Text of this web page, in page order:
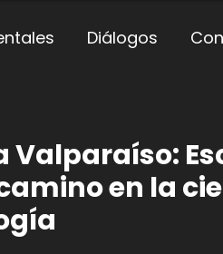
Diálogos
Valparaíso:
en la